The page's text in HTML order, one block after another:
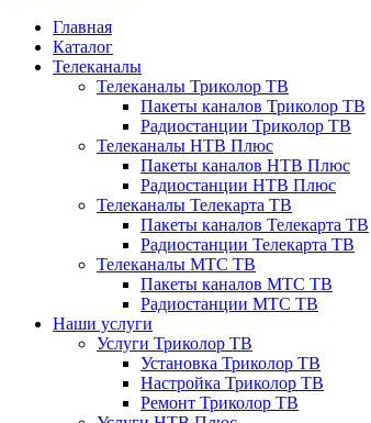
Главная
Каталог
Телеканалы
Телеканалы Триколор ТВ
Пакеты каналов Триколор ТВ
Радиостанции Триколор ТВ
Телеканалы НТВ Плюс
Пакеты каналов НТВ Плюс
Радиостанции НТВ Плюс
Телеканалы Телекарта ТВ
Пакеты каналов Телекарта ТВ
Радиостанции Телекарта ТВ
Телеканалы МТС ТВ
Пакеты каналов МТС ТВ
Радиостанции МТС ТВ
Наши услуги
Услуги Триколор ТВ
Установка Триколор ТВ
Настройка Триколор ТВ
Ремонт Триколор ТВ